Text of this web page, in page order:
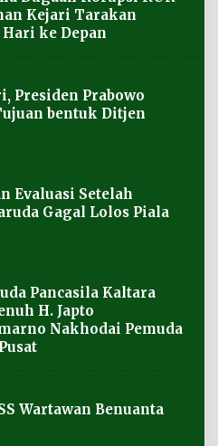
Kejari Tarakan
Hari ke Depan
Presiden Prabowo
bentuk Ditjen
Evaluasi Setelah
Gagal Lolos Piala
Pancasila Kaltara
H. Japto
Nakhodai Pemuda
Wartawan Benuanta